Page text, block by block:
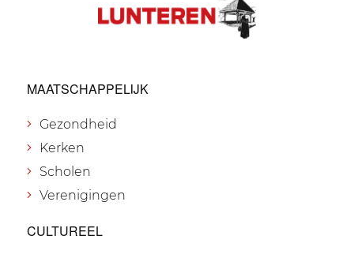
MAATSCHAPPELIJK
Gezondheid
Kerken
Scholen
Verenigingen
CULTUREEL